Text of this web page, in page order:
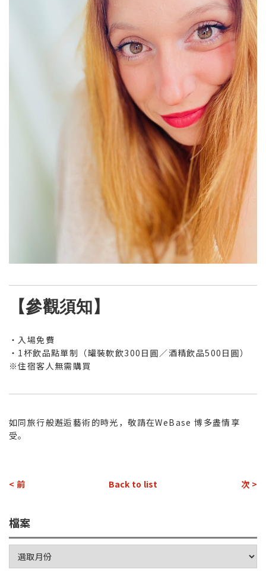
【參觀須知】
・入場免費
・1杯飲品點單制（罐裝軟飲300日圓／酒精飲品500日圓）
※住宿客人無需購買
如同旅行般邂逅藝術的時光，敬請在WeBase 博多盡情享
受。
Back to list
< 前 次 >
檔案